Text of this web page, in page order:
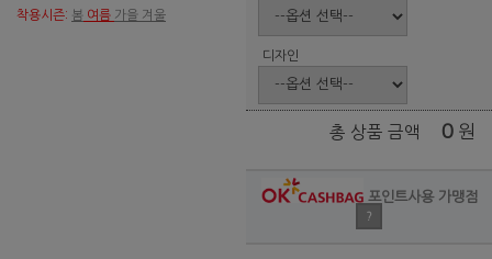
착용시즌: 봄 여름 가을 겨울
디자인
총 상품 금액 0 원
포인트사용 가맹점
?